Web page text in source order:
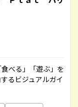
べる」「遊ぶ」を
るビジュアルガイ